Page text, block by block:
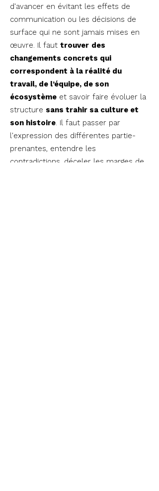
d'avancer en évitant les effets de
communication ou les décisions de
surface qui ne sont jamais mises en
œuvre. Il faut trouver des
changements concrets qui
correspondent à la réalité du
travail, de l’équipe, de son
écosystème et savoir faire évoluer la
structure sans trahir sa culture et
son histoire. Il faut passer par
l'expression des différentes partie-
prenantes, entendre les
contradictions, déceler les marges de